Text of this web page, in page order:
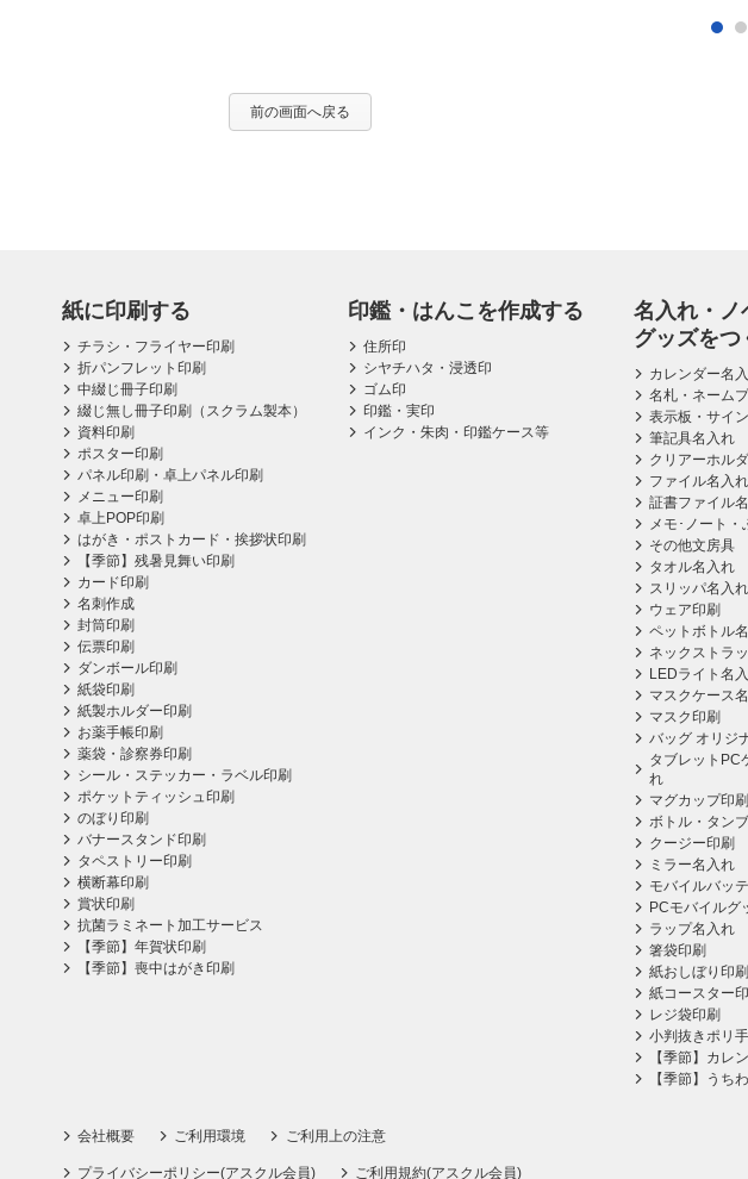
前の画面へ戻る
紙に印刷する
チラシ・フライヤー印刷
折パンフレット印刷
中綴じ冊子印刷
綴じ無し冊子印刷（スクラム製本）
資料印刷
ポスター印刷
パネル印刷・卓上パネル印刷
メニュー印刷
卓上POP印刷
はがき・ポストカード・挨拶状印刷
【季節】残暑見舞い印刷
カード印刷
名刺作成
封筒印刷
伝票印刷
ダンボール印刷
紙袋印刷
紙製ホルダー印刷
お薬手帳印刷
薬袋・診察券印刷
シール・ステッカー・ラベル印刷
ポケットティッシュ印刷
のぼり印刷
バナースタンド印刷
タペストリー印刷
横断幕印刷
賞状印刷
抗菌ラミネート加工サービス
【季節】年賀状印刷
【季節】喪中はがき印刷
印鑑・はんこを作成する
住所印
シヤチハタ・浸透印
ゴム印
印鑑・実印
インク・朱肉・印鑑ケース等
名入れ・ノ
グッズをつ
カレンダー名
名札・ネーム
表示板・サイ
筆記具名入れ
クリアーホル
ファイル名入れ
証書ファイル
メモ･ノート・
その他文房具
タオル名入れ
スリッパ名入れ
ウェア印刷
ペットボトル
ネックストラ
LEDライト名
マスクケース
マスク印刷
バッグ オリジ
タブレットPC
れ
マグカップ印刷
ボトル・タン
クージー印刷
ミラー名入れ
モバイルバッ
PCモバイルグ
ラップ名入れ
箸袋印刷
紙おしぼり印刷
紙コースター
レジ袋印刷
小判抜きポリ
【季節】カレ
【季節】うち
会社概要 ご利用環境 ご利用上の注意
プライバシーポリシー(アスクル会員) ご利用規約(アスクル会員)